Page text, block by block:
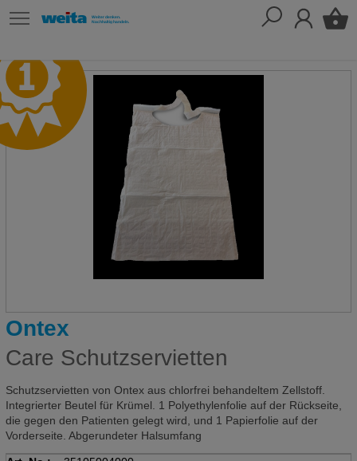
Ontex
Care Schutzservietten
Schutzservietten von Ontex aus chlorfrei behandeltem Zellstoff.
Integrierter Beutel für Krümel. 1 Polyethylenfolie auf der Rückseite,
die gegen den Patienten gelegt wird, und 1 Papierfolie auf der
Vorderseite. Abgerundeter Halsumfang